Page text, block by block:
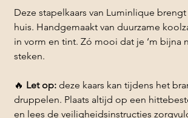
Deze stapelkaars van Luminlique
huis. Handgemaakt van duurzame
in vorm en tint. Zó mooi dat je ‘m bijna
steken.
🔥 Let op:deze kaars kan tijdens het
druppelen. Plaats altijd op een
en lees de veiligheidsinstructies